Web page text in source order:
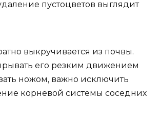
пустоцветов выглядит
выкручивается из почвы.
его резким движением
ножом, важно исключить
корневой системы соседних